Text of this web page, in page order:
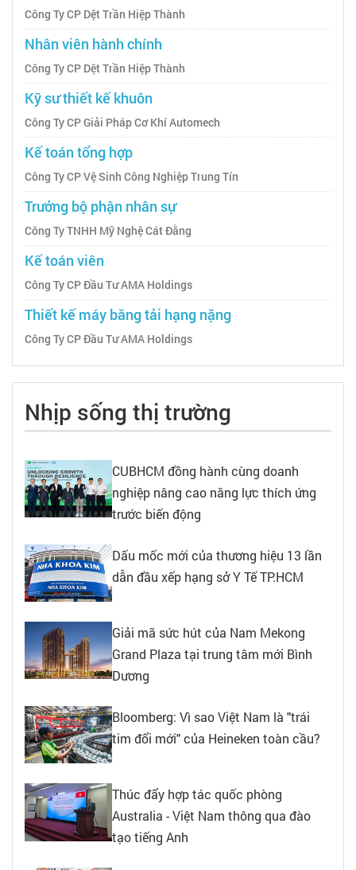
Công Ty CP Dệt Trần Hiệp Thành
Nhân viên hành chính
Công Ty CP Dệt Trần Hiệp Thành
Kỹ sư thiết kế khuôn
Công Ty CP Giải Pháp Cơ Khí Automech
Kế toán tổng hợp
Công Ty CP Vệ Sinh Công Nghiệp Trung Tín
Trưởng bộ phận nhân sự
Công Ty TNHH Mỹ Nghệ Cát Đằng
Kế toán viên
Công Ty CP Đầu Tư AMA Holdings
Thiết kế máy băng tải hạng nặng
Công Ty CP Đầu Tư AMA Holdings
Nhịp sống thị trường
CUBHCM đồng hành cùng doanh
nghiệp nâng cao năng lực thích ứng
trước biến động
Dấu mốc mới của thương hiệu 13 lần
dẫn đầu xếp hạng sở Y Tế TP.HCM
Giải mã sức hút của Nam Mekong
Grand Plaza tại trung tâm mới Bình
Dương
Bloomberg: Vì sao Việt Nam là "trái
tim đổi mới" của Heineken toàn cầu?
Thúc đẩy hợp tác quốc phòng
Australia - Việt Nam thông qua đào
tạo tiếng Anh